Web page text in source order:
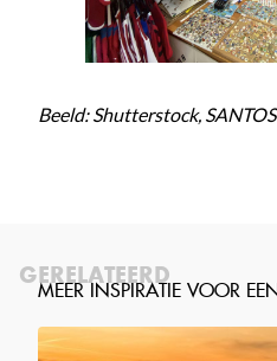
Beeld: Shutterstock, SANTOS
GERELATEERD